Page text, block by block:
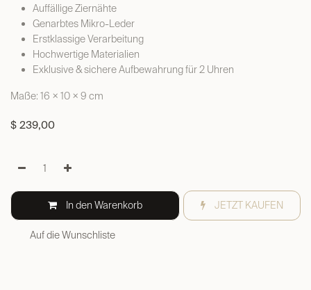
Auffällige Ziernähte
Genarbtes Mikro-Leder
Erstklassige Verarbeitung
Hochwertige Materialien
Exklusive & sichere Aufbewahrung für 2 Uhren
Maße: 16 × 10 × 9 cm
$ 239,00
In den Warenkorb JETZT KAUFEN
Auf die Wunschliste